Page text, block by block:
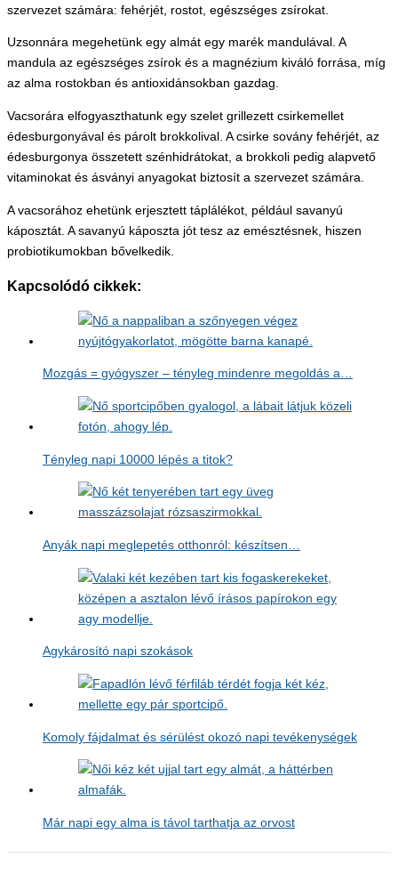
szervezet számára: fehérjét, rostot, egészséges zsírokat.
Uzsonnára megehetünk egy almát egy marék mandulával. A
mandula az egészséges zsírok és a magnézium kiváló forrása, míg
az alma rostokban és antioxidánsokban gazdag.
Vacsorára elfogyaszthatunk egy szelet grillezett csirkemellet
édesburgonyával és párolt brokkolival. A csirke sovány fehérjét, az
édesburgonya összetett szénhidrátokat, a brokkoli pedig alapvető
vitaminokat és ásványi anyagokat biztosít a szervezet számára.
A vacsorához ehetünk erjesztett táplálékot, például savanyú
káposztát. A savanyú káposzta jót tesz az emésztésnek, hiszen
probiotikumokban bővelkedik.
Kapcsolódó cikkek:
Mozgás = gyógyszer – tényleg mindenre megoldás a…
Tényleg napi 10000 lépés a titok?
Anyák napi meglepetés otthonról: készítsen…
Agykárosító napi szokások
Komoly fájdalmat és sérülést okozó napi tevékenységek
Már napi egy alma is távol tarthatja az orvost